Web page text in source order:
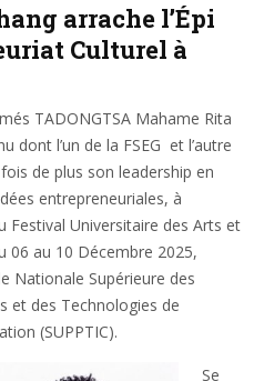
arrache l’Épi
Culturel à
TADONGTSA Mahame Rita
dont l’un de la FSEG et l’autre
de plus son leadership en
entrepreneuriales, à
Festival Universitaire des Arts et
06 au 10 Décembre 2025,
Nationale Supérieure des
et des Technologies de
(SUPPTIC).
Se